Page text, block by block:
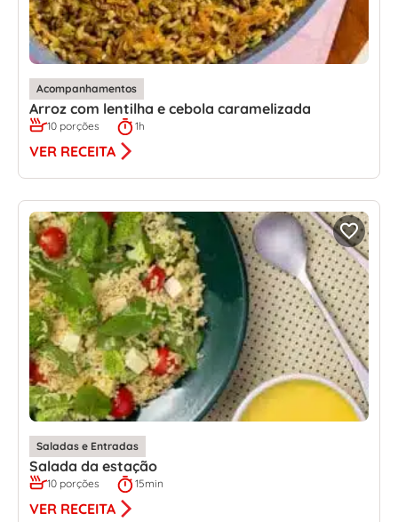
Acompanhamentos
Arroz com lentilha e cebola caramelizada
10 porções 1h
VER RECEITA
Saladas e Entradas
Salada da estação
10 porções 15min
VER RECEITA